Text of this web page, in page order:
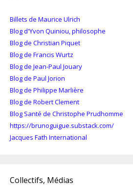
Billets de Maurice Ulrich
Blog d'Yvon Quiniou, philosophe
Blog de Christian Piquet
Blog de Francis Wurtz
Blog de Jean-Paul Jouary
Blog de Paul Jorion
Blog de Philippe Marlière
Blog de Robert Clement
Blog Santé de Christophe Prudhomme
https://brunoguigue.substack.com/
Jacques Fath International
Collectifs, Médias